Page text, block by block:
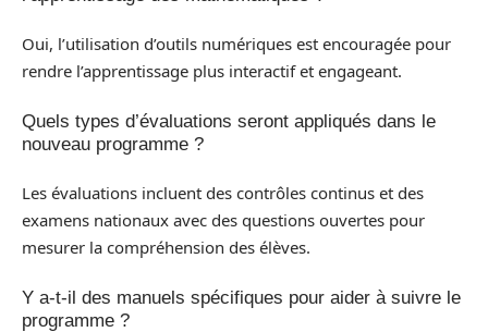
Oui, l’utilisation d’outils numériques est encouragée pour
rendre l’apprentissage plus interactif et engageant.
Quels types d’évaluations seront appliqués dans le
nouveau programme ?
Les évaluations incluent des contrôles continus et des
examens nationaux avec des questions ouvertes pour
mesurer la compréhension des élèves.
Y a-t-il des manuels spécifiques pour aider à suivre le
programme ?